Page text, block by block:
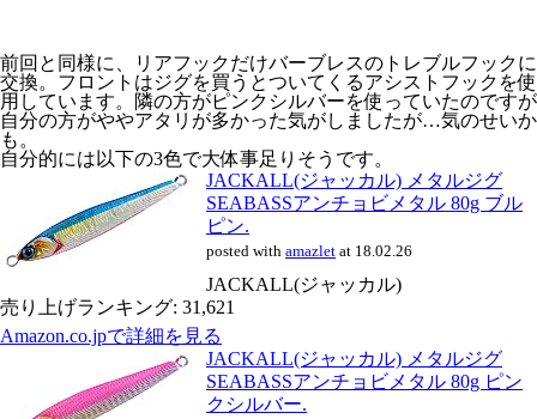
前回と同様に、リアフックだけバーブレスのトレブルフックに
交換。フロントはジグを買うとついてくるアシストフックを使
用しています。隣の方がピンクシルバーを使っていたのですが
自分の方がややアタリが多かった気がしましたが…気のせいか
も。
自分的には以下の3色で大体事足りそうです。
JACKALL(ジャッカル) メタルジグ
SEABASSアンチョビメタル 80g ブル
ピン.
posted with amazlet at 18.02.26
JACKALL(ジャッカル)
売り上げランキング: 31,621
Amazon.co.jpで詳細を見る
JACKALL(ジャッカル) メタルジグ
SEABASSアンチョビメタル 80g ピン
クシルバー.